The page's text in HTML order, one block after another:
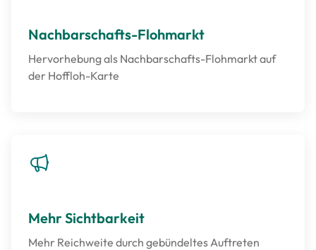
Nachbarschafts-Flohmarkt
Hervorhebung als Nachbarschafts-Flohmarkt auf
der Hoffloh-Karte
Mehr Sichtbarkeit
Mehr Reichweite durch gebündeltes Auftreten